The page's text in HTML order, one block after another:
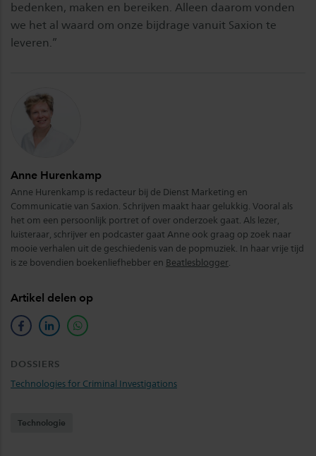
bedenken, maken en bereiken. Alleen daarom vonden
we het al waard om onze bijdrage vanuit Saxion te
leveren.”
Anne Hurenkamp
Anne Hurenkamp is redacteur bij de Dienst Marketing en
Communicatie van Saxion. Schrijven maakt haar gelukkig. Vooral als
het om een persoonlijk portret of over onderzoek gaat. Als lezer,
luisteraar, schrijver en podcaster gaat Anne ook graag op zoek naar
mooie verhalen uit de geschiedenis van de popmuziek. In haar vrije tijd
is ze bovendien boekenliefhebber en Beatlesblogger.
Artikel delen op
facebooklinkedinwhatsapp
DOSSIERS
Technologies for Criminal Investigations
Technologie